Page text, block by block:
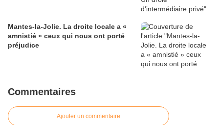
Mantes-la-Jolie. La droite locale a «
amnistié » ceux qui nous ont porté
préjudice
Commentaires
Ajouter un commentaire